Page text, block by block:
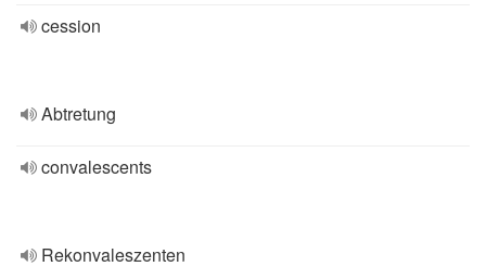
cession
Abtretung
convalescents
Rekonvaleszenten